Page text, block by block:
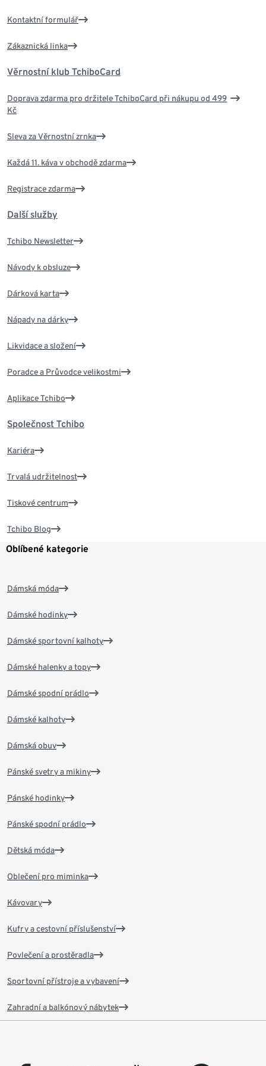
Kontaktní formulář
Zákaznická linka
Věrnostní klub TchiboCard
Doprava zdarma pro držitele TchiboCard při nákupu od 499
Kč
Sleva za Věrnostní zrnka
Každá 11. káva v obchodě zdarma
Registrace zdarma
Další služby
Tchibo Newsletter
Návody k obsluze
Dárková karta
Nápady na dárky
Likvidace a složení
Poradce a Průvodce velikostmi
Aplikace Tchibo
Společnost Tchibo
Kariéra
Trvalá udržitelnost
Tiskové centrum
Tchibo Blog
Oblíbené kategorie
Dámská móda
Dámské hodinky
Dámské sportovní kalhoty
Dámské halenky a topy
Dámské spodní prádlo
Dámské kalhoty
Dámská obuv
Pánské svetry a mikiny
Pánské hodinky
Pánské spodní prádlo
Dětská móda
Oblečení pro miminka
Kávovary
Kufry a cestovní příslušenství
Povlečení a prostěradla
Sportovní přístroje a vybavení
Zahradní a balkónový nábytek